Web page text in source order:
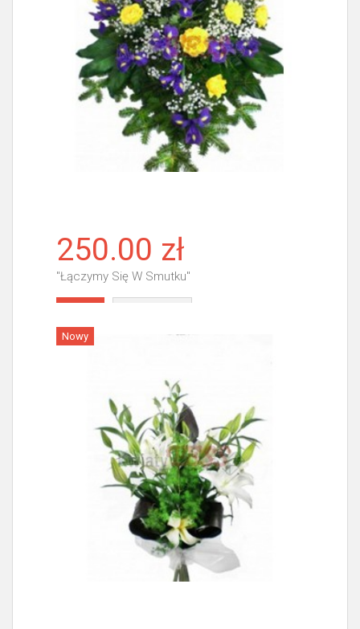
250.00 zł
"Łączymy Się W Smutku"
Nowy